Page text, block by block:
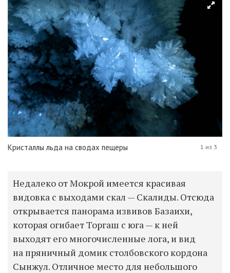
Кристаллы льда на сводах пещеры 1 из 3
Недалеко от Мокрой имеется красивая
видовка с выходами скал — Скалиды. Отсюда
открывается панорама извивов Базаихи,
которая огибает Торгаш с юга — к ней
выходят его многочисленные лога, и вид
на пряничный домик столбовского кордона
Сынжул. Отличное место для небольшого